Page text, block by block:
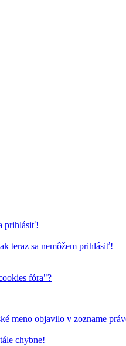
prihlásiť!
teraz sa nemôžem prihlásiť!
fóra"?
meno objavilo v zozname
chybne!